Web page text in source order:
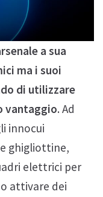
a sua
ma i suoi
di utilizzare
vantaggio. Ad
innocui
ghigliottine,
elettrici per
attivare dei